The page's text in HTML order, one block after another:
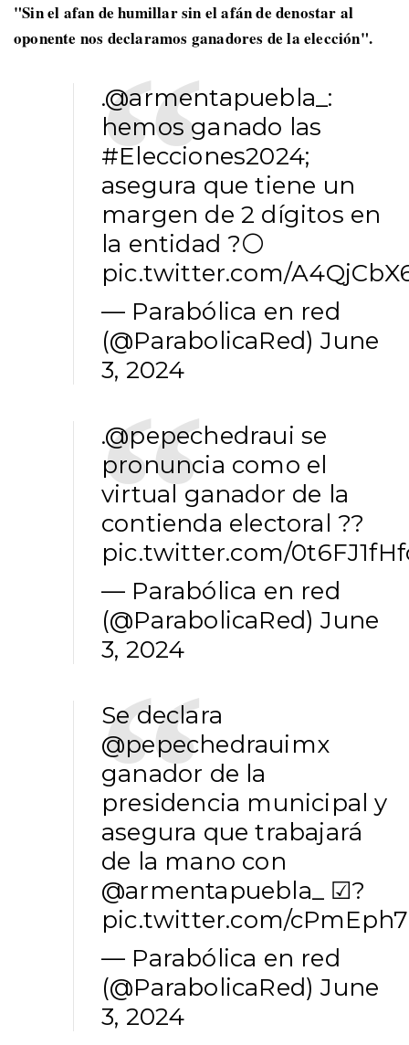
"Sin el afan de humillar sin el afán de denostar al
oponente nos declaramos ganadores de la elección".
.@armentapuebla_:
hemos ganado las
#Elecciones2024;
asegura que tiene un
margen de 2 dígitos en
la entidad ?⚪
pic.twitter.com/
— Parabólica en red
(@ParabolicaRed)June
3, 2024
.@pepechedraui se
pronuncia como el
virtual ganador de la
contienda electoral ??
pic.twitter.com/
— Parabólica en red
(@ParabolicaRed)June
3, 2024
Se declara
@pepechedrauimx
ganador de la
presidencia municipal y
asegura que trabajará
de la mano con
@armentapuebla_ ☑?
pic.twitter.com/
— Parabólica en red
(@ParabolicaRed)June
3, 2024